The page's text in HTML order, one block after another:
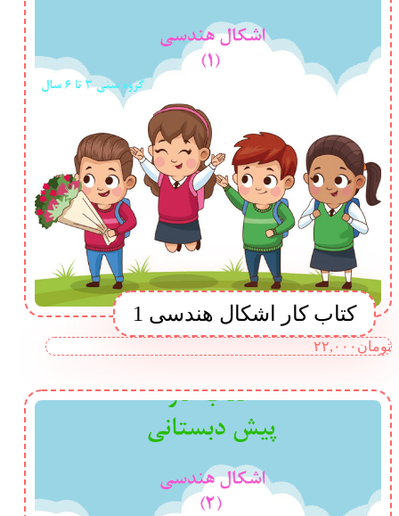
کتاب کار اشکال هندسی 1
تومان ۲۲,۰۰۰